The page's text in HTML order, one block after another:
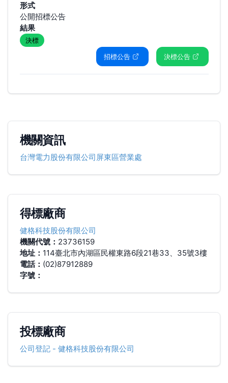
形式
公開招標公告
結果
決標
招標公告
決標公告
機關資訊
台灣電力股份有限公司屏東區營業處
得標廠商
健格科技股份有限公司
機關代號： 23736159
地址： 114臺北市內湖區民權東路6段21巷33、35號3樓
電話： (02)87912889
字號：
投標廠商
公司登記- 健格科技股份有限公司